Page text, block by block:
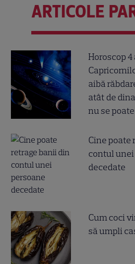
ARTICOLE
Horoscop
aibă
atât de
nu se
Cine poate
contul
decedate
Cum coci
să umpli